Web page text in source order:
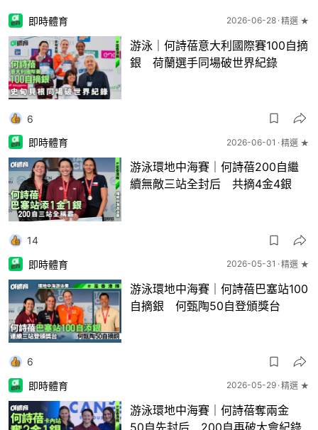
即時體育 2026-06-28 精選 ★
游泳｜何詩蓓意大利國際賽100自摘
銀 荷蘭選手同場破世界紀錄
6
即時體育
2026-06-01 精選 ★
游泳環地中海賽｜何詩蓓200自繼
續無敵三站全封后 共摘4金4銀
14
即時體育
2026-05-31 精選 ★
游泳環地中海賽｜何詩蓓巴塞站100
自摘銀 何甄陶50自登頒獎台
6
即時體育
2026-05-29 精選 ★
游泳環地中海賽｜何詩蓓奪兩金
50自先封后 200自再破大會紀錄